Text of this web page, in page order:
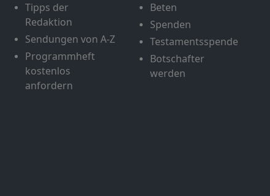
Tipps der
Redaktion
Sendungen von A-Z
Programmheft
kostenlos
anfordern
Beten
Spenden
Testamentsspende
Botschafter
werden